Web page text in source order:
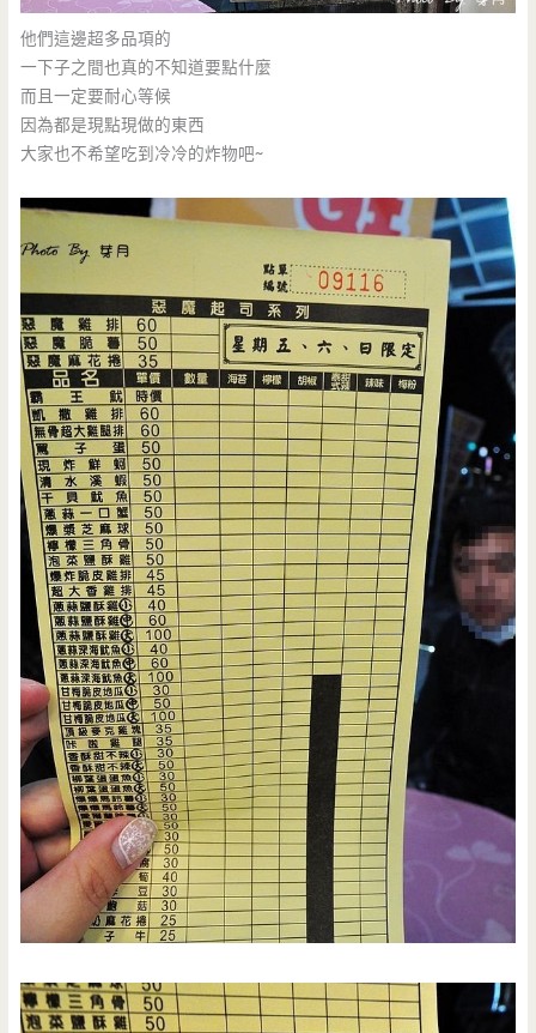
他們這邊超多品項的
一下子之間也真的不知道要點什麼
而且一定要耐心等候
因為都是現點現做的東西
大家也不希望吃到冷冷的炸物吧~